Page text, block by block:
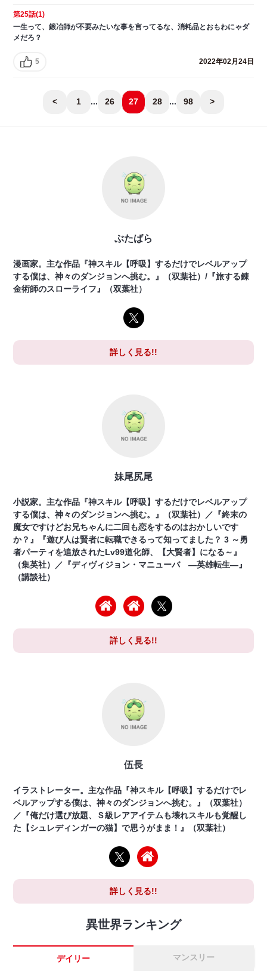
第25話(1)
一生って、鍛冶師が不要みたいな事を言ってるな、消耗品とおもわにゃダ
メだろ？
5 2022年02月24日
< 1 ... 26 27 28 ... 98 >
ぶたばら
漫画家。主な作品『神スキル【呼吸】するだけでレベルアップ
する僕は、神々のダンジョンへ挑む。』（双葉社）/『旅する錬
金術師のスローライフ』（双葉社）
詳しく見る!!
妹尾尻尾
小説家。主な作品『神スキル【呼吸】するだけでレベルアップ
する僕は、神々のダンジョンへ挑む。』（双葉社）／『終末の
魔女ですけどお兄ちゃんに二回も恋をするのはおかしいです
か？』『遊び人は賢者に転職できるって知ってました？ 3 ～勇
者パーティを追放されたLv99道化師、【大賢者】になる～』
（集英社）／『ディヴィジョン・マニューバ ―英雄転生―』
（講談社）
詳しく見る!!
伍長
イラストレーター。主な作品『神スキル【呼吸】するだけでレ
ベルアップする僕は、神々のダンジョンへ挑む。』（双葉社）
／『俺だけ選び放題、Ｓ級レアアイテムも壊れスキルも覚醒し
た【シュレディンガーの猫】で思うがまま！』（双葉社）
詳しく見る!!
異世界ランキング
デイリー マンスリー